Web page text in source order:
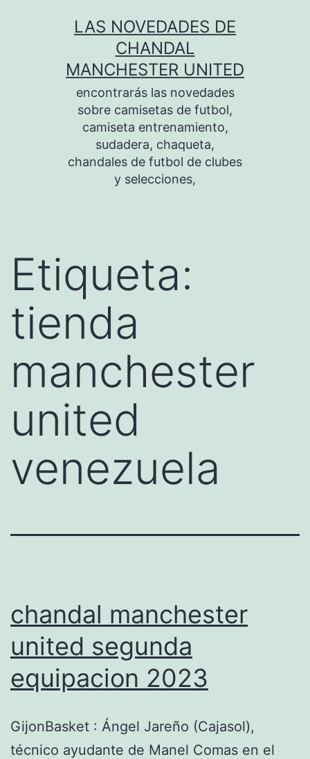
LAS NOVEDADES DE
CHANDAL
MANCHESTER UNITED
encontrarás las novedades
sobre camisetas de futbol,
camiseta entrenamiento,
sudadera, chaqueta,
chandales de futbol de clubes
y selecciones,
Etiqueta:
tienda
manchester
united
venezuela
chandal manchester
united segunda
equipacion 2023
GijonBasket : Ángel Jareño (Cajasol),
técnico ayudante de Manel Comas en el